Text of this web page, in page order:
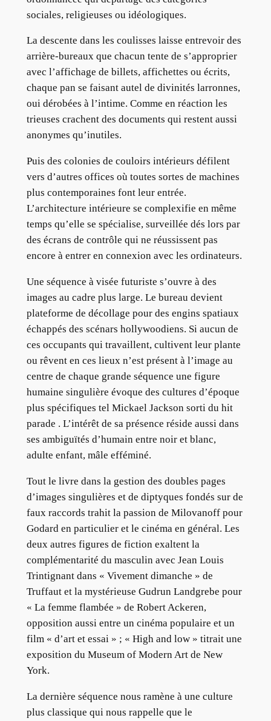
sociales, religieuses ou idéologiques.
La descente dans les coulisses laisse entrevoir des
arrière-bureaux que chacun tente de s’approprier
avec l’affichage de billets, affichettes ou écrits,
chaque pan se faisant autel de divinités larronnes,
oui dérobées à l’intime. Comme en réaction les
trieuses crachent des documents qui restent aussi
anonymes qu’inutiles.
Puis des colonies de couloirs intérieurs défilent
vers d’autres offices où toutes sortes de machines
plus contemporaines font leur entrée.
L’architecture intérieure se complexifie en même
temps qu’elle se spécialise, surveillée dés lors par
des écrans de contrôle qui ne réussissent pas
encore à entrer en connexion avec les ordinateurs.
Une séquence à visée futuriste s’ouvre à des
images au cadre plus large. Le bureau devient
plateforme de décollage pour des engins spatiaux
échappés des scénars hollywoodiens. Si aucun de
ces occupants qui travaillent, cultivent leur plante
ou rêvent en ces lieux n’est présent à l’image au
centre de chaque grande séquence une figure
humaine singulière évoque des cultures d’époque
plus spécifiques tel Mickael Jackson sorti du hit
parade . L’intérêt de sa présence réside aussi dans
ses ambiguïtés d’humain entre noir et blanc,
adulte enfant, mâle efféminé.
Tout le livre dans la gestion des doubles pages
d’images singulières et de diptyques fondés sur de
faux raccords trahit la passion de Milovanoff pour
Godard en particulier et le cinéma en général. Les
deux autres figures de fiction exaltent la
complémentarité du masculin avec Jean Louis
Trintignant dans « Vivement dimanche » de
Truffaut et la mystérieuse Gudrun Landgrebe pour
« La femme flambée » de Robert Ackeren,
opposition aussi entre un cinéma populaire et un
film « d’art et essai » ; « High and low » titrait une
exposition du Museum of Modern Art de New
York.
La dernière séquence nous ramène à une culture
plus classique qui nous rappelle que le